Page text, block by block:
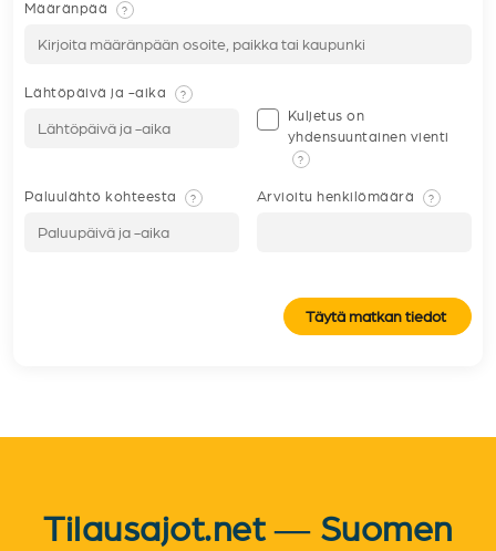
Määränpää ?
Lähtöpäivä ja -aika ?
Kuljetus on
yhdensuuntainen vienti
?
Paluulähtö kohteesta ? Arvioitu henkilömäärä ?
Täytä matkan tiedot
Tilausajot.net — Suomen